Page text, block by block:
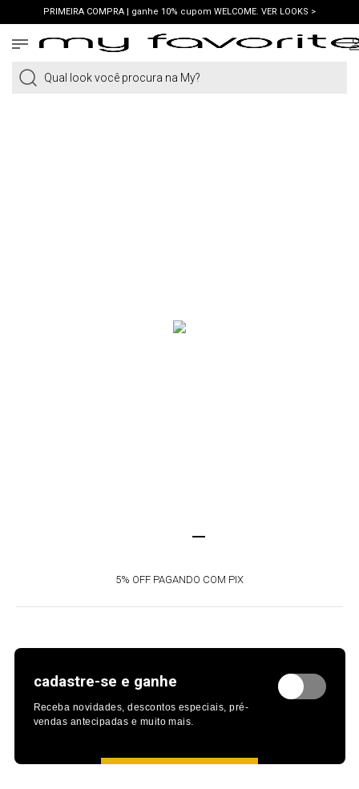
PRIMEIRA COMPRA | ganhe 10% cupom WELCOME. VER LOOKS >
PIX | 5% off no pix à vista. APROVEITAR >
Qual look você procura na My?
FRETE GRÁTIS A PARTIR DE R$419
cadastre-se e ganhe
Receba novidades, descontos especiais, pré-
vendas antecipadas e muito mais.